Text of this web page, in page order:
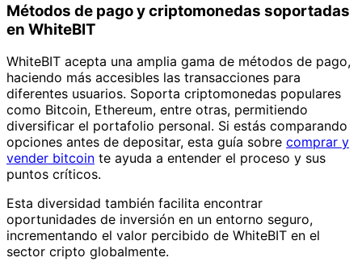
Métodos de pago y criptomonedas soportadas
en WhiteBIT
WhiteBIT acepta una amplia gama de métodos de pago,
haciendo más accesibles las transacciones para
diferentes usuarios. Soporta criptomonedas populares
como Bitcoin, Ethereum, entre otras, permitiendo
diversificar el portafolio personal. Si estás comparando
opciones antes de depositar, esta guía sobre comprar y
vender bitcoin te ayuda a entender el proceso y sus
puntos críticos.
Esta diversidad también facilita encontrar
oportunidades de inversión en un entorno seguro,
incrementando el valor percibido de WhiteBIT en el
sector cripto globalmente.